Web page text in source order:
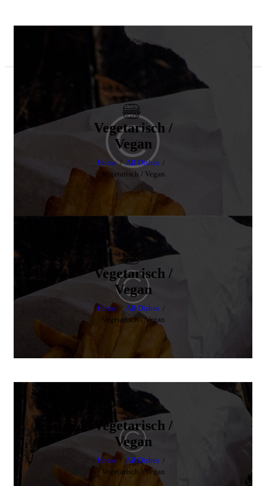
Vegetarisch /
Vegan
Home
All Dishes
Vegetarisch / Vegan
Vegetarisch /
Vegan
Home
All Dishes
Vegetarisch / Vegan
Vegetarisch /
Vegan
Home
All Dishes
Vegetarisch / Vegan